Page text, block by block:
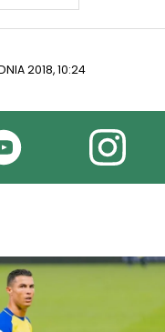
2018, 10:24